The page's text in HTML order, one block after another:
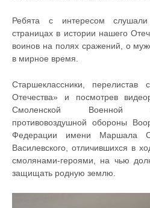
Ребята с интересом
страницах в истории нашего
воинов на полях сражений, о
в мирное время.
Старшеклассники,
Отечества» и посмотрев
Смоленской Военной
противовоздушной обороны
Федерации имени Маршала
Василевского, отличившихся в
смолянами-героями, на чью
защищать родную землю.